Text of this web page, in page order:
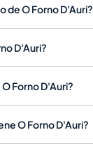
de O Forno D'Auri?
D'Auri?
Forno D'Auri?
O Forno D'Auri?